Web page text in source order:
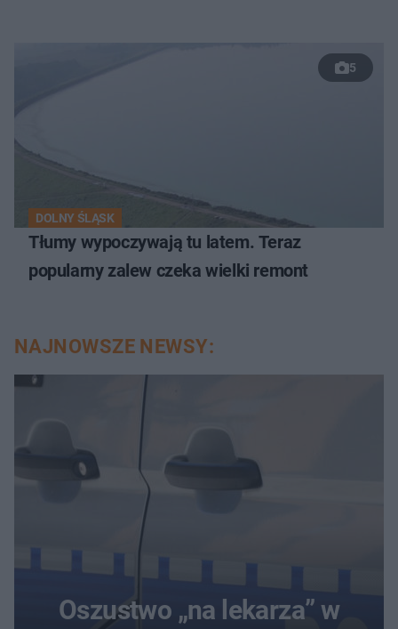
5
DOLNY ŚLĄSK
Tłumy wypoczywają tu latem. Teraz
popularny zalew czeka wielki remont
NAJNOWSZE NEWSY:
Oszustwo „na lekarza” w